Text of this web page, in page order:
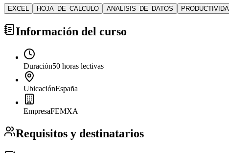
EXCEL HOJA_DE_CALCULO ANALISIS_DE_DATOS
Información del curso
Duración50 horas lectivas
UbicaciónEspaña
EmpresaFEMXA
Requisitos y destinatarios